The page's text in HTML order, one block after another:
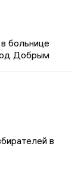
больнице
Добрым
в